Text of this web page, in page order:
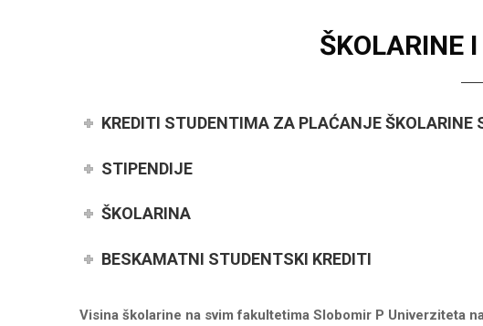
ŠKOLARINE
KREDITI STUDENTIMA ZA PLAĆANJE ŠKOLARINE
STIPENDIJE
ŠKOLARINA
BESKAMATNI STUDENTSKI KREDITI
Visina školarine na svim fakultetima Slobomir P Univerziteta